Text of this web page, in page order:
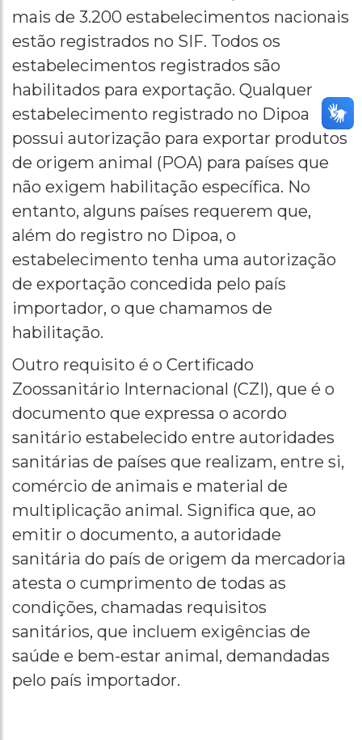
mais de 3.200 estabelecimentos nacionais
estão registrados no SIF. Todos os
estabelecimentos registrados são
habilitados para exportação. Qualquer
estabelecimento registrado no Dipoa
possui autorização para exportar produtos
de origem animal (POA) para países que
não exigem habilitação específica. No
entanto, alguns países requerem que,
além do registro no Dipoa, o
estabelecimento tenha uma autorização
de exportação concedida pelo país
importador, o que chamamos de
habilitação.
Outro requisito é o Certificado
Zoossanitário Internacional (CZI), que é o
documento que expressa o acordo
sanitário estabelecido entre autoridades
sanitárias de países que realizam, entre si,
comércio de animais e material de
multiplicação animal. Significa que, ao
emitir o documento, a autoridade
sanitária do país de origem da mercadoria
atesta o cumprimento de todas as
condições, chamadas requisitos
sanitários, que incluem exigências de
saúde e bem-estar animal, demandadas
pelo país importador.